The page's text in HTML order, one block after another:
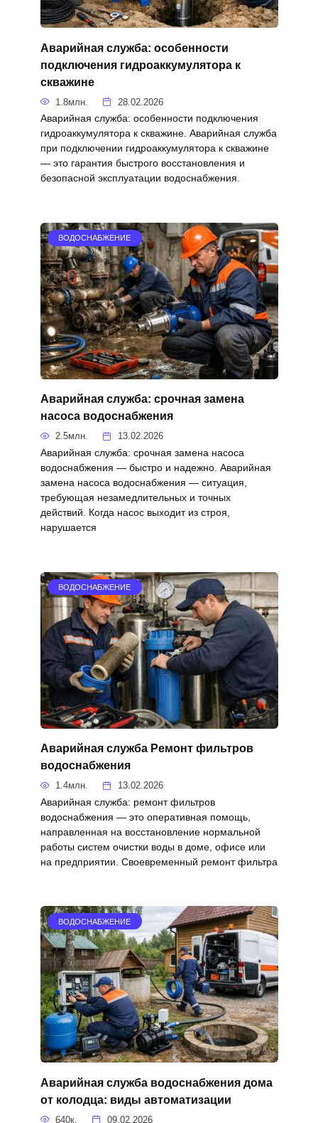
Аварийная служба: особенности
подключения гидроаккумулятора к
скважине
1.8млн. 28.02.2026
Аварийная служба: особенности подключения
гидроаккумулятора к скважине. Аварийная служба
при подключении гидроаккумулятора к скважине
— это гарантия быстрого восстановления и
безопасной эксплуатации водоснабжения.
ВОДОСНАБЖЕНИЕ
Аварийная служба: срочная замена
насоса водоснабжения
2.5млн. 13.02.2026
Аварийная служба: срочная замена насоса
водоснабжения — быстро и надежно. Аварийная
замена насоса водоснабжения — ситуация,
требующая незамедлительных и точных
действий. Когда насос выходит из строя,
нарушается
ВОДОСНАБЖЕНИЕ
Аварийная служба Ремонт фильтров
водоснабжения
1.4млн. 13.02.2026
Аварийная служба: ремонт фильтров
водоснабжения — это оперативная помощь,
направленная на восстановление нормальной
работы систем очистки воды в доме, офисе или
на предприятии. Своевременный ремонт фильтра
ВОДОСНАБЖЕНИЕ
Аварийная служба водоснабжения дома
от колодца: виды автоматизации
640к. 09.02.2026